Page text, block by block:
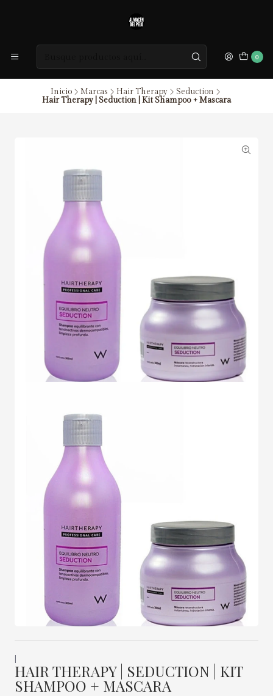
0
Inicio Marcas Hair Therapy
Seduction
Hair Therapy | Seduction | Kit Shampoo + Mascara
HAIR THERAPY | SEDUCTION | KIT
SHAMPOO + MASCARA